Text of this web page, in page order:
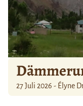
27 Juli 2026 - Élyne